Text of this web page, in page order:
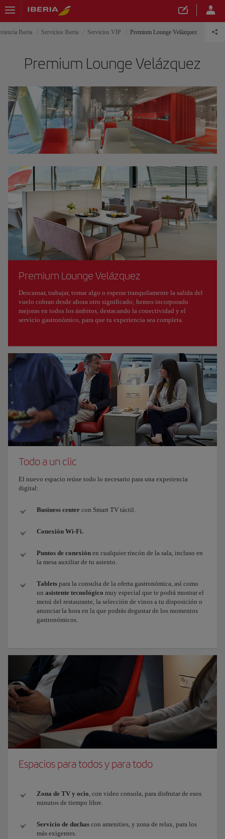
Iberia Servicios Iberia Servicios VIP Premium Lounge Velázquez
Premium Lounge Velázquez
Premium Lounge Velázquez
Descansar, trabajar, tomar algo o esperar tranquilamente la salida del
vuelo cobran desde ahora otro significado; hemos incorporado
mejoras en todos los ámbitos, destacando la conectividad y el
servicio gastronómico, para que tu experiencia sea completa.
Todo a un clic
El nuevo espacio reúne todo lo necesario para una experiencia
digital:
Business center con Smart TV táctil.
Conexión Wi-Fi.
Puntos de conexión en cualquier rincón de la sala, incluso en
la mesa auxiliar de tu asiento.
Tablets para la consulta de la oferta gastronómica, así como
un asistente tecnológico muy especial que te podrá mostrar el
menú del restaurante, la selección de vinos a tu disposición o
anunciar la hora en la que podrás degustar de los momentos
gastronómicos.
Espacios para todos y para todo
Zona de TV y ocio, con video consola, para disfrutar de esos
minutos de tiempo libre.
Servicio de duchas con amenities, y zona de relax, para los
más exigentes.